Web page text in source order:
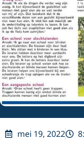
mei 19, 2022